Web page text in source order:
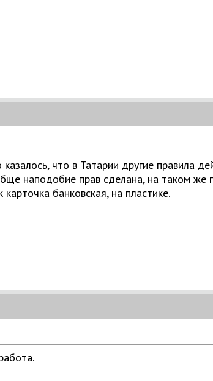
что в Татарии другие правила
наподобие прав сделана, на таком
карточка банковская, на пластике.